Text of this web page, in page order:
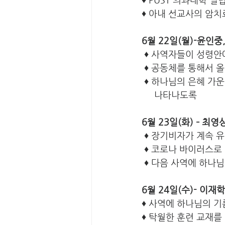
♦ 아내 선교사의 암
6월 22일(월)-윤인중
♦ 사역자들이 성령
♦ 공동체를 통해서
♦ 하나님의 은혜 가
     나타나도록
6월 23일(화) – 최영
♦ 장기비자가 계속
♦ 코로나 바이러스
♦ 다음 사역에 하나
6월 24일(수)- 이재
♦ 사역에 하나님의
♦ 탁월한 훈련 교재